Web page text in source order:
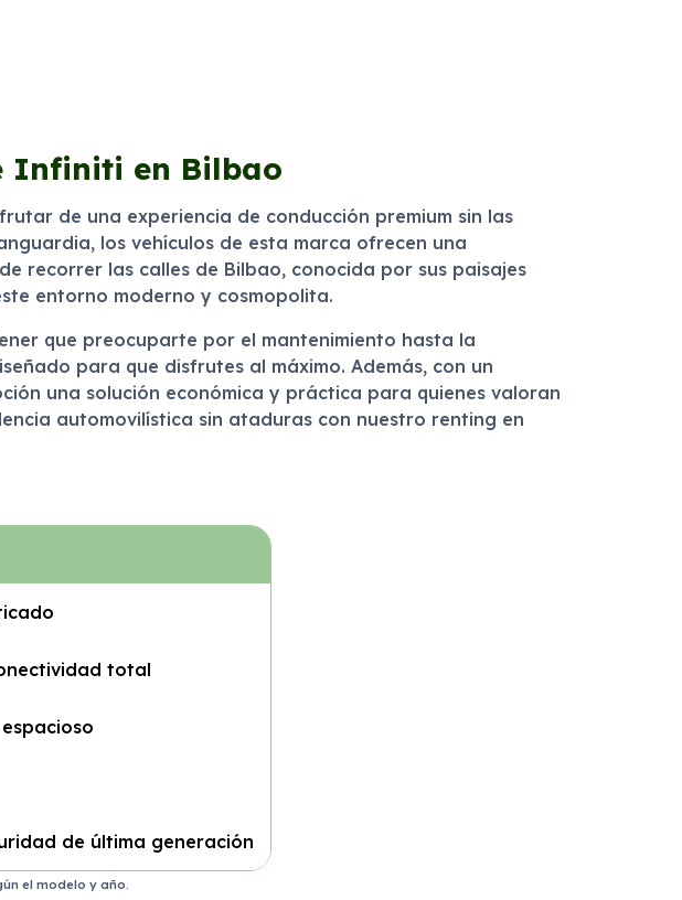
Infiniti en Bilbao
de una experiencia de conducción premium sin las
los vehículos de esta marca ofrecen una
recorrer las calles de Bilbao, conocida por sus paisajes
entorno moderno y cosmopolita.
que preocuparte por el mantenimiento hasta la
para que disfrutes al máximo. Además, con un
una solución económica y práctica para quienes valoran
automovilística sin ataduras con nuestro renting en
total
de última generación
el modelo y año.